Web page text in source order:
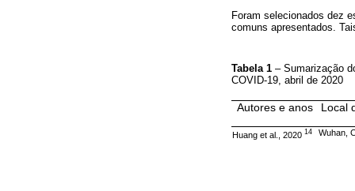
Foram selecionados dez
comuns apresentados.
Tabela 1 – Sumarização
COVID-19, abril de 2020
Autores e anos Local
Huang et al., 2020 14 Wuhan,